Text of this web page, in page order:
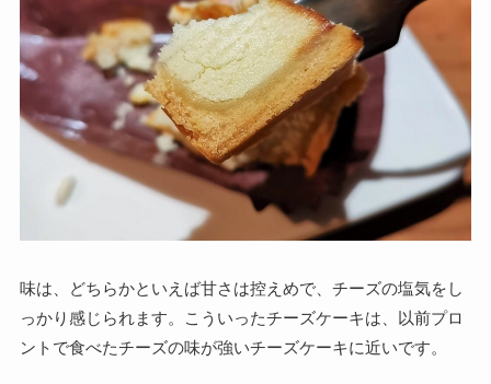
味は、どちらかといえば甘さは控えめで、チーズの塩気をし
っかり感じられます。こういったチーズケーキは、以前プロ
ントで食べたチーズの味が強いチーズケーキに近いです。